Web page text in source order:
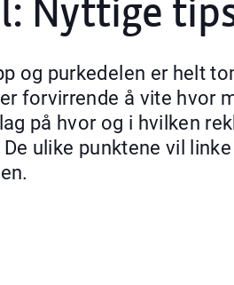
og purkedelen er helt
forvirrende å vite hvor
på hvor og i hvilken
ulike punktene vil